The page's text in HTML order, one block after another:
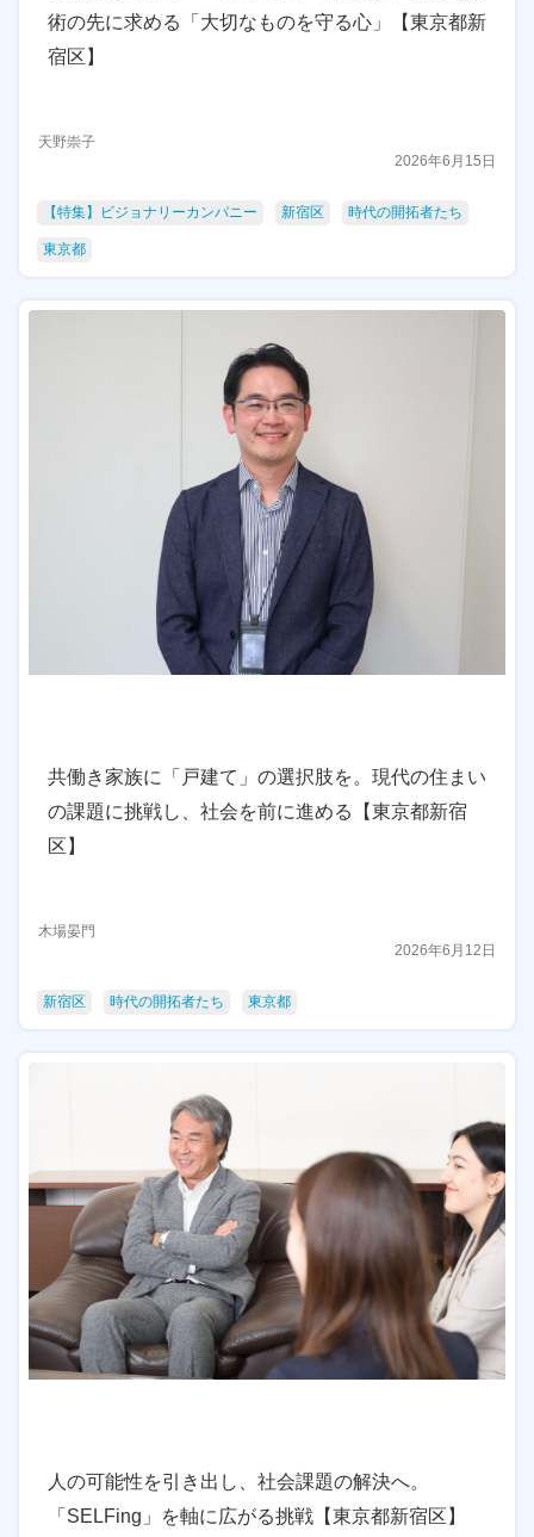
術の先に求める「大切なものを守る心」【東京都新
宿区】
天野崇子
2026年6月15日
【特集】ビジョナリーカンパニー 新宿区 時代の開拓者たち
東京都
共働き家族に「戸建て」の選択肢を。現代の住まい
の課題に挑戦し、社会を前に進める【東京都新宿
区】
木場晏門
2026年6月12日
新宿区 時代の開拓者たち 東京都
人の可能性を引き出し、社会課題の解決へ。
「SELFing」を軸に広がる挑戦【東京都新宿区】